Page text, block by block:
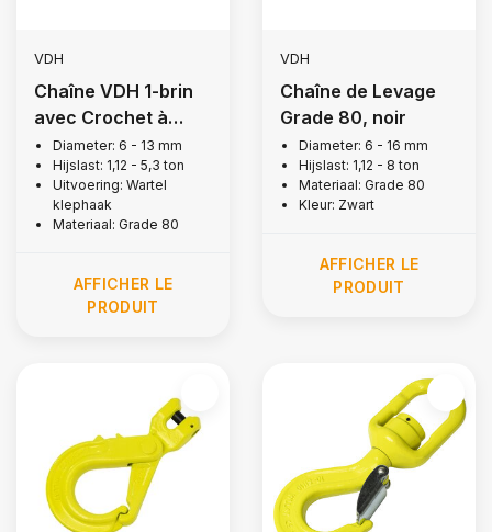
VDH
Chaîne VDH 1-brin
avec Crochet à
Chape Pivotant,
Grade 80
Diameter: 6 - 13 mm
Hijslast: 1,12 - 5,3 ton
Uitvoering: Wartel
klephaak
Materiaal: Grade 80
AFFICHER LE
PRODUIT
VDH
Chaîne de Levage
Grade 80, noir
Diameter: 6 - 16 mm
Hijslast: 1,12 - 8 ton
Materiaal: Grade 80
Kleur: Zwart
AFFICHER LE
PRODUIT